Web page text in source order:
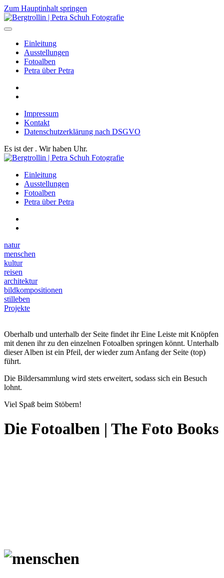
Zum Hauptinhalt springen
Einleitung
Ausstellungen
Fotoalben
Petra über Petra
Impressum
Kontakt
Datenschutzerklärung nach DSGVO
Es ist der . Wir haben Uhr.
Einleitung
Ausstellungen
Fotoalben
Petra über Petra
natur
menschen
kultur
reisen
architektur
bildkompositionen
stilleben
Projekte
Oberhalb und unterhalb der Seite findet ihr Eine Leiste mit Knöpfen
mit denen ihr zu den einzelnen Fotoalben springen könnt. Unterhalb
dieser Alben ist ein Pfeil, der wieder zum Anfang der Seite (top)
führt.
Die Bildersammlung wird stets erweitert, sodass sich ein Besuch
lohnt.
Viel Spaß beim Stöbern!
Die Fotoalben | The Foto Books